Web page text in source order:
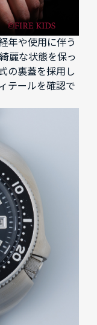
年や使用に伴う
麗な状態を保っ
の裏蓋を採用し
テールを確認で